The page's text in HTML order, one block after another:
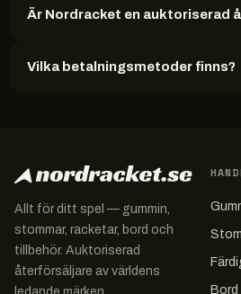
Är Nordracket en auktoriserad
Vilka betalningsmetoder finns?
Allt för ditt spel — gummin,
stommar, racketar, bord och
tillbehör. Auktoriserad
återförsäljare av världens
Bord